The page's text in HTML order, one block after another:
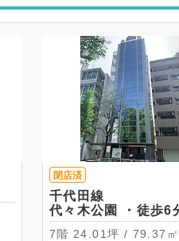
閉店済
千代田線
代々木公園 ・徒
7階 24.01坪 / 79.37㎡